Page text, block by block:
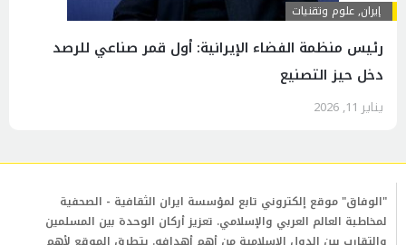
إيران,علوم وتقنيات
رئيس منظمة الفضاء الإيرانية: أول قمر صناعي للرصد
دخل حيز التصنيع
يناير 11, 2026
"الوفاق" موقع إلكتروني تابع لمؤسسة ايران الثقافية - الصحفية
لمخاطبة العالم العربي والإسلامي. تعزيز أركان الوحدة بين المسلمين